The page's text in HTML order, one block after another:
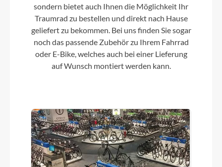
Dämpfer
Lapierre Shock Metric 230x60mm
Motor
Kette
KMC E11 Turbo 11s
Vorderrad Nabe
Lapierre DA210, boost 15x110, 32H Center Lock
sondern bietet auch Ihnen die Möglichkeit Ihr
Traumrad zu bestellen und direkt nach Hause
geliefert zu bekommen. Bei uns finden Sie sogar
noch das passende Zubehör zu Ihrem Fahrrad
oder E-Bike, welches auch bei einer Lieferung
auf Wunsch montiert werden kann.